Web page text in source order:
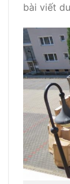
bài viết